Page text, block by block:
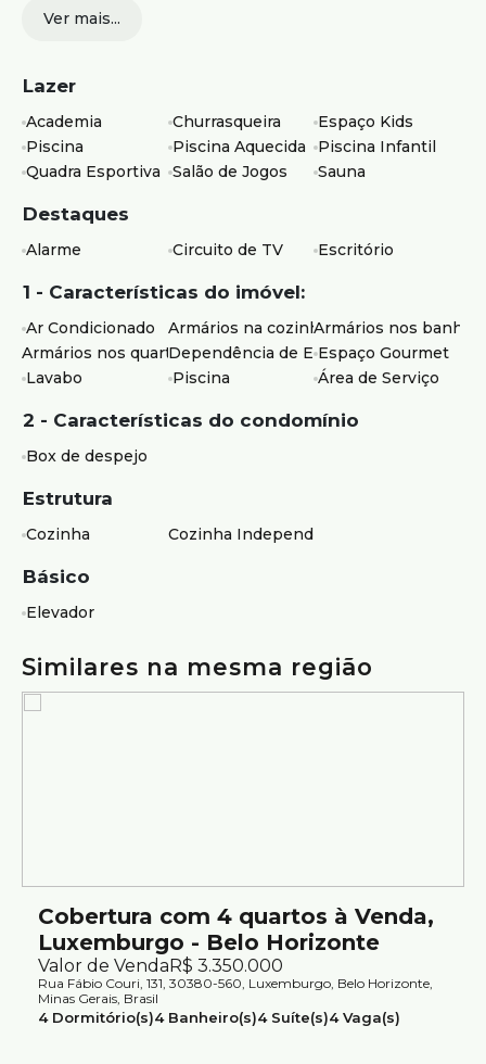
aquecida e muito mais!
como salão de festas, piscinas, sauna, quadra esportiva,
privilegiada, próximo a comércios, escolas e fácil acesso às
principais vias da cidade.
venda: R$ 2.500.000,00. Entre em contato conosco e
saiba mais sobre essa incrível oportunidade.
Ver mais...
Lazer
Academia Churrasqueira
Espaço Kids
Piscina
Piscina Aquecida
Piscina Infantil
Quadra Esportiva
Salão de Jogos Sauna
Destaques
Alarme Circuito de TV Escritório
1 - Características do imóvel:
Ar Condicionado Armários na cozinhaArmários nos
Armários nos quartosDependência de Empregados
Espaço Gourmet
Lavabo
Piscina Área de Serviço
2 - Características do condomínio
Box de despejo
Estrutura
Cozinha Cozinha Independente
Básico
Elevador
Similares na mesma região
Cobertura com 4 quartos à Venda,
Luxemburgo - Belo Horizonte
R$ 3.350.000
Valor de Venda
Rua Fábio Couri, 131, 30380-560, Luxemburgo, Belo Horizonte,
Minas Gerais, Brasil
4 Dormitório(s)4 Banheiro(s)4 Suíte(s)4 Vaga(s)